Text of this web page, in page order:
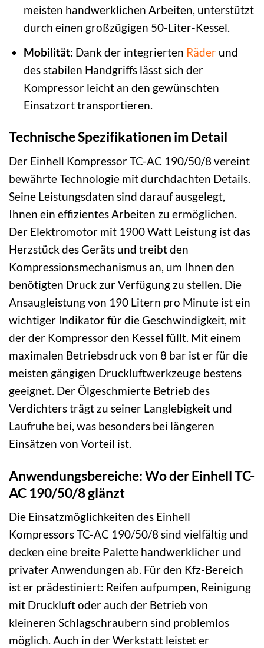
meisten handwerklichen Arbeiten, unterstützt
durch einen großzügigen 50-Liter-Kessel.
Mobilität: Dank der integrierten Räderund
des stabilen Handgriffs lässt sich der
Kompressor leicht an den gewünschten
Einsatzort transportieren.
Technische Spezifikationen im Detail
Der Einhell Kompressor TC-AC 190/50/8 vereint
bewährte Technologie mit durchdachten Details.
Seine Leistungsdaten sind darauf ausgelegt,
Ihnen ein effizientes Arbeiten zu ermöglichen.
Der Elektromotor mit 1900 Watt Leistung ist das
Herzstück des Geräts und treibt den
Kompressionsmechanismus an, um Ihnen den
benötigten Druck zur Verfügung zu stellen. Die
Ansaugleistung von 190 Litern pro Minute ist ein
wichtiger Indikator für die Geschwindigkeit, mit
der der Kompressor den Kessel füllt. Mit einem
maximalen Betriebsdruck von 8 bar ist er für die
meisten gängigen Druckluftwerkzeuge bestens
geeignet. Der Ölgeschmierte Betrieb des
Verdichters trägt zu seiner Langlebigkeit und
Laufruhe bei, was besonders bei längeren
Einsätzen von Vorteil ist.
Anwendungsbereiche: Wo der Einhell TC-
AC 190/50/8 glänzt
Die Einsatzmöglichkeiten des Einhell
Kompressors TC-AC 190/50/8 sind vielfältig und
decken eine breite Palette handwerklicher und
privater Anwendungen ab. Für den Kfz-Bereich
ist er prädestiniert: Reifen aufpumpen, Reinigung
mit Druckluft oder auch der Betrieb von
kleineren Schlagschraubern sind problemlos
möglich. Auch in der Werkstatt leistet er